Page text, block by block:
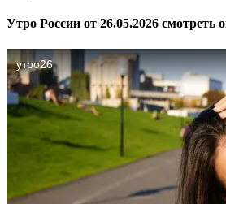
Утро России от 26.05.2026 смотреть